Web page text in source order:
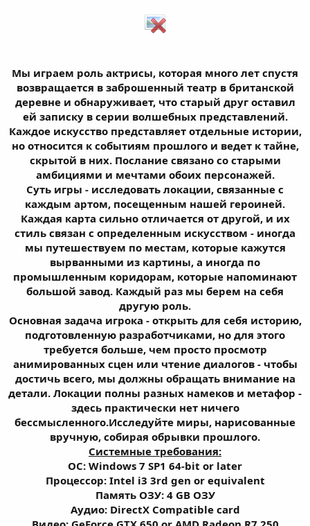
Мы играем роль актрисы, которая много лет спустя
возвращается в заброшенный театр в британской
деревне и обнаруживает, что старый друг оставил
ей записку в серии волшебных представлений.
Каждое искусство представляет отдельные истории,
но относится к событиям прошлого и ведет к тайне,
скрытой в них. Послание связано со старыми
амбициями и мечтами обоих персонажей.
Суть игры - исследовать локации, связанные с
каждым артом, посещенным нашей героиней.
Каждая карта сильно отличается от другой, и их
стиль связан с определенным искусством - иногда
мы путешествуем по местам, которые кажутся
вырванными из картины, а иногда по
промышленным коридорам, которые напоминают
большой завод. Каждый раз мы берем на себя
другую роль.
Основная задача игрока - открыть для себя историю,
подготовленную разработчиками, но для этого
требуется больше, чем просто просмотр
анимированных сцен или чтение диалогов - чтобы
достичь всего, мы должны обращать внимание на
детали. Локации полны разных намеков и метафор -
здесь практически нет ничего
бессмысленного.Исследуйте миры, нарисованные
вручную, собирая обрывки прошлого.
Системные требования:
ОС: Windows 7 SP1 64-bit or later
Процессор: Intel i3 3rd gen or equivalent
Память ОЗУ: 4 GB ОЗУ
Аудио: DirectX Compatible card